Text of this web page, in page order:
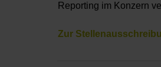
Reporting im Konzern
Zur